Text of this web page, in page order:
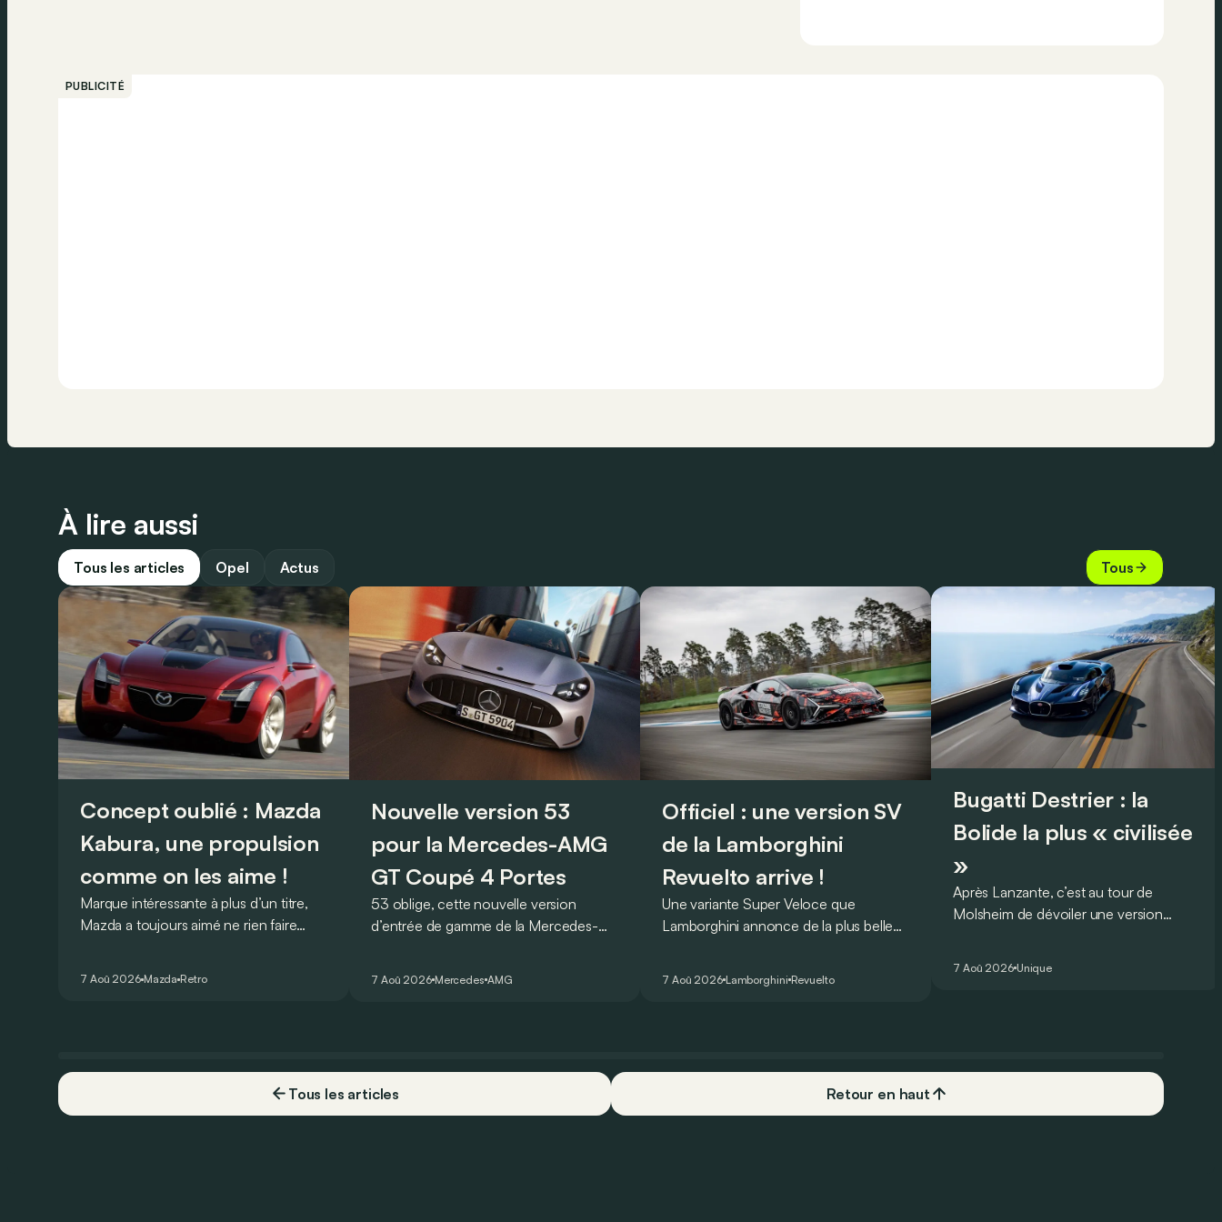
PUBLICITÉ
À lire aussi
Tous les articles Opel Actus Tous
Concept oublié : Mazda
Kabura, une propulsion
comme on les aime !
Marque intéressante à plus d’un titre,
Mazda a toujours aimé ne rien faire
7 Aoû 2026 Mazda Retro
Nouvelle version 53
pour la Mercedes-AMG
GT Coupé 4 Portes
53 oblige, cette nouvelle version
d’entrée de gamme de la Mercedes-
7 Aoû 2026 Mercedes AMG
Officiel : une version SV
de la Lamborghini
Revuelto arrive !
Une variante Super Veloce que
Lamborghini annonce de la plus belle
voiture de série !
7 Aoû 2026 Lamborghini Revuelto
Bugatti Destrier : la
Bolide la plus « civilisée
»
Après Lanzante, c’est au tour de
Molsheim de dévoiler une version
7 Aoû 2026 Unique
Tous les articles Retour en haut